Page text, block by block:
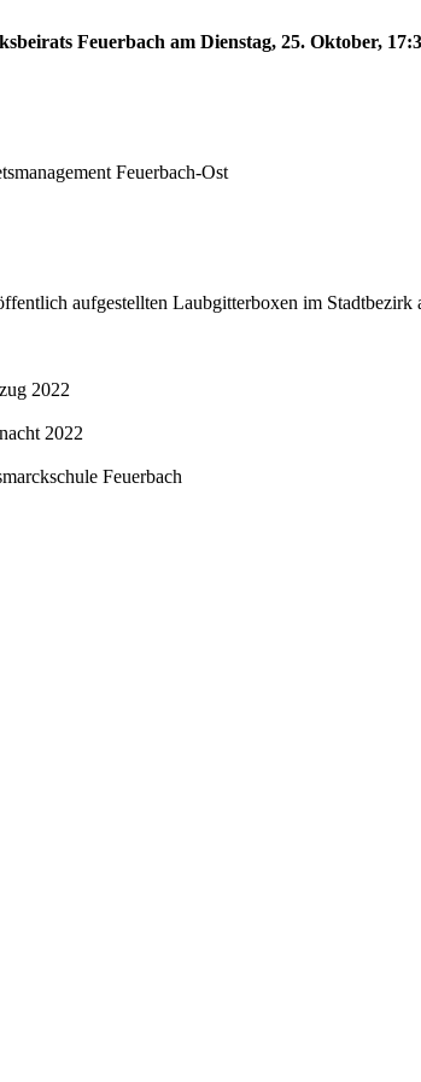
Feuerbach am Dienstag, 25. Oktober,
Feuerbach-Ost
aufgestellten Laubgitterboxen im Stadtbezirk
2022
2022
Feuerbach